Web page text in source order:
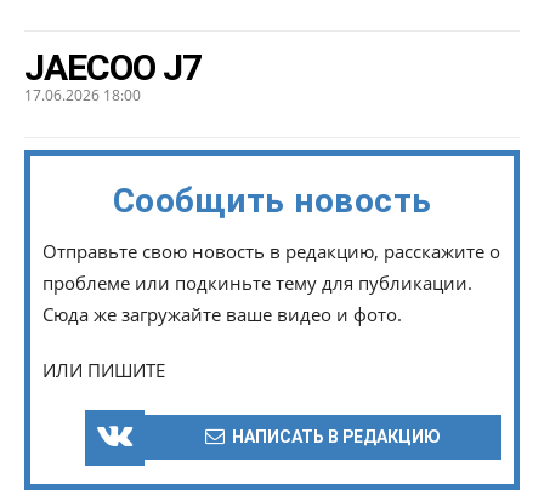
JAECOO J7
17.06.2026 18:00
Сообщить новость
Отправьте свою новость в редакцию, расскажите о
проблеме или подкиньте тему для публикации.
Сюда же загружайте ваше видео и фото.
ИЛИ ПИШИТЕ
НАПИСАТЬ В РЕДАКЦИЮ